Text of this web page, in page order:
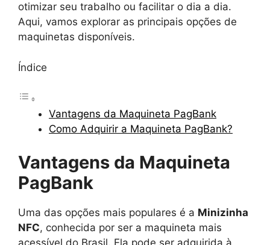
otimizar seu trabalho ou facilitar o dia a dia.
Aqui, vamos explorar as principais opções de
maquinetas disponíveis.
Índice
Vantagens da Maquineta PagBank
Como Adquirir a Maquineta PagBank?
Vantagens da Maquineta
PagBank
Uma das opções mais populares é a Minizinha
NFC, conhecida por ser a maquineta mais
acessível do Brasil. Ela pode ser adquirida à